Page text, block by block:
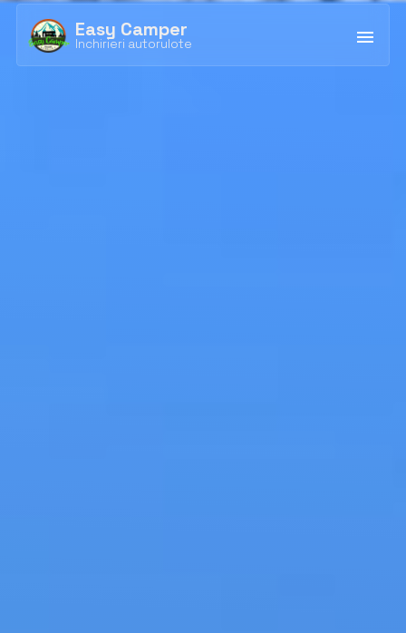
Easy Camper
Inchirieri autorulote